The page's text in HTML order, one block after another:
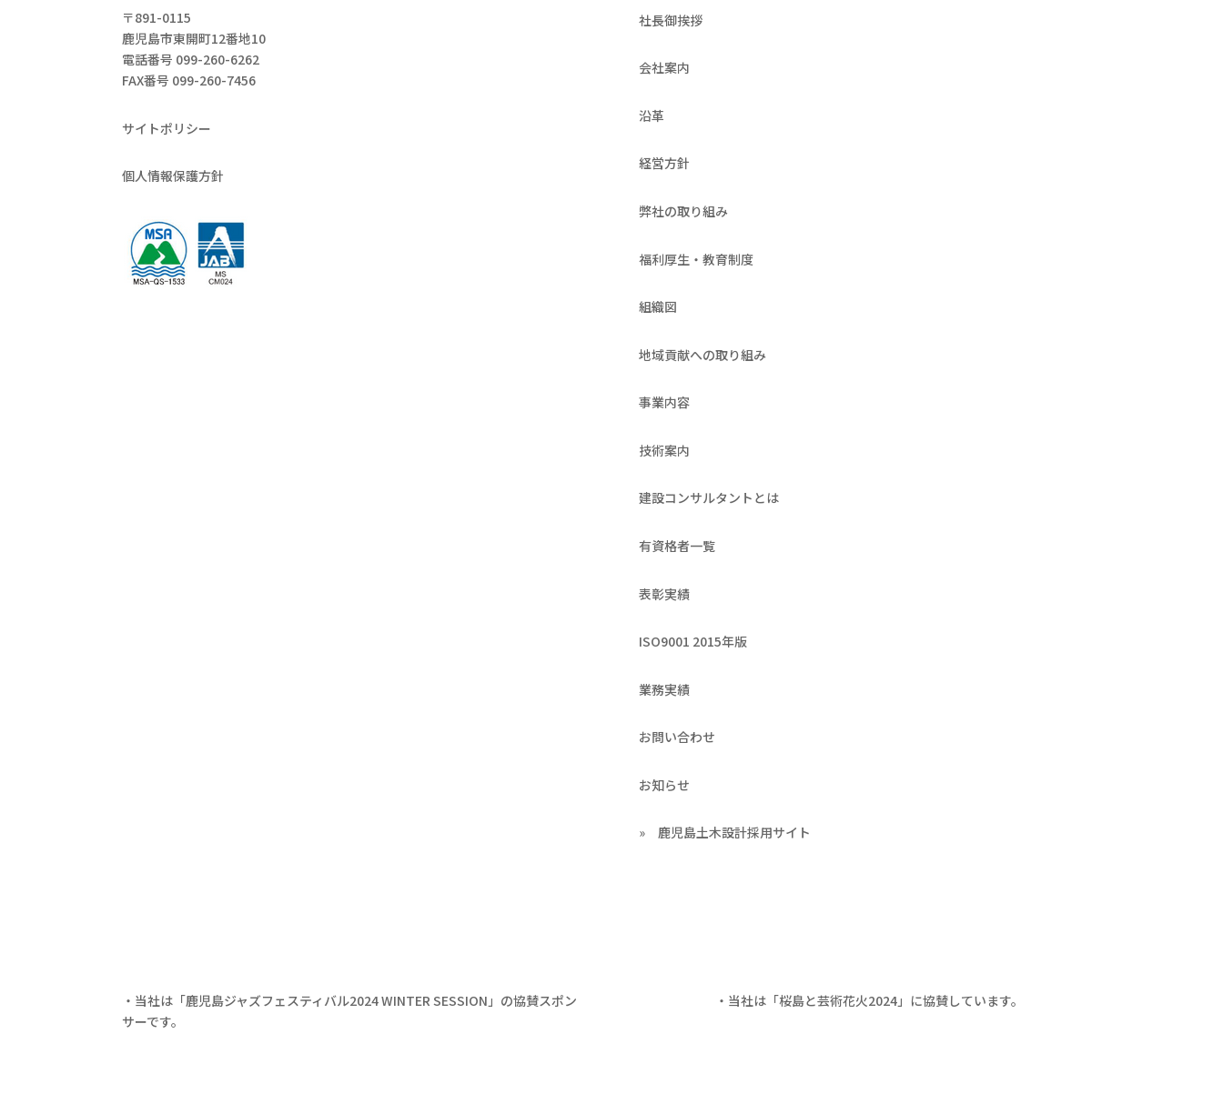
〒891-0115
鹿児島市東開町12番地10
電話番号 099-260-6262
FAX番号 099-260-7456
サイトポリシー
個人情報保護方針
社長御挨拶
会社案内
沿革
経営方針
弊社の取り組み
福利厚生・教育制度
組織図
地域貢献への取り組み
事業内容
技術案内
建設コンサルタントとは
有資格者一覧
表彰実績
ISO9001 2015年版
業務実績
お問い合わせ
お知らせ
» 鹿児島土木設計採用サイト
・当社は「鹿児島ジャズフェスティバル2024 WINTER SESSION」の協賛スポン
サーです。
・当社は「桜島と芸術花火2024」に協賛しています。